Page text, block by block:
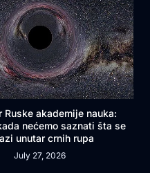
Ruske akademije nauka:
nećemo saznati šta se
unutar crnih rupa
July 27, 2026